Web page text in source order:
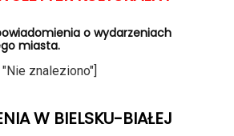
o wydarzeniach
miasta.
znaleziono"]
W BIELSKU-BIAŁEJ